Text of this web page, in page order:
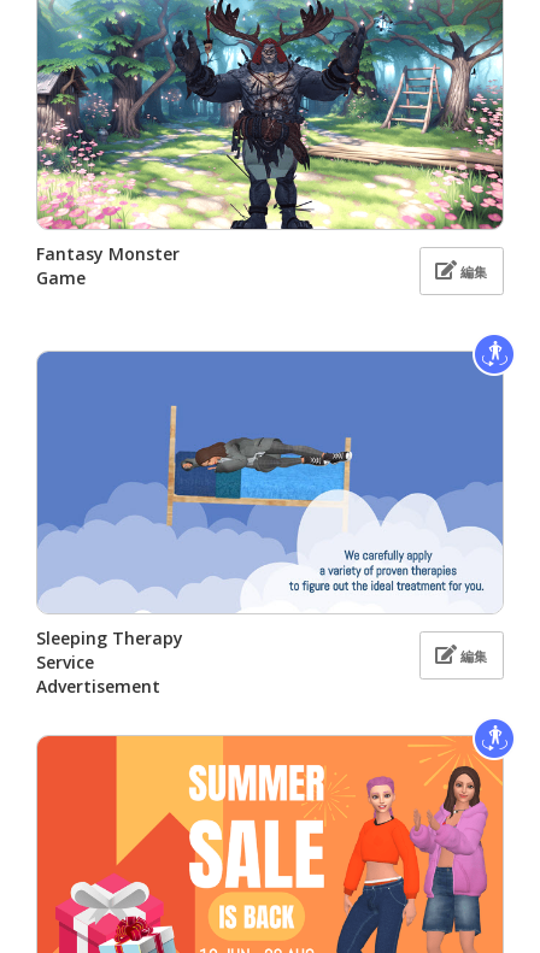
Fantasy Monster
Game
編集
Sleeping Therapy
Service
Advertisement
編集